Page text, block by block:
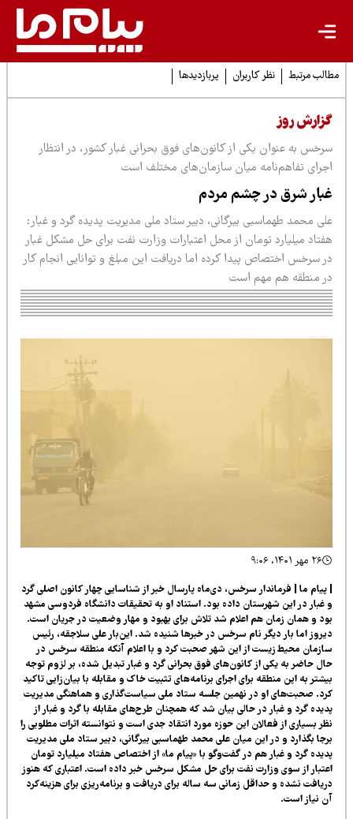
مرتبط نظر کاربران پربازدیدها
روز
به عنوان یکی از کانون‌های فوق بحرانی غبار کشور، در انتظار
تفاهم‌نامه میان سازمان‌های مختلف است
شرق در چشم مردم
محمد طهماسبی بیرگانی، دبیر ستاد ملی مدیریت پدیده گرد و غبار:
میلیارد تومان از محل اعتبارات وزارت نفت برای حل مشکل غبار
سرخس اختصاص پیدا کرده اما دریافت این مبلغ و توانایی انجام کار
منطقه هم مهم است
ما | فرماندارسرخس، دی‌ماه پارسال خبر از شناسایی چهار کانون اصلی گرد
غبار در این شهرستان داده بود. استناد او به تحقیقات دانشگاه فردوسی مشهد
و همان زمان هم اعلام شد تلاش برای بهبود و مهار وضعیت در جریان است.
اما بار دیگر نام سرخس در خبرها شنیده شد. این‌بار علی سلاجقه، رئیس
محیط زیست از این شهر صحبت کرد و با اعلام آنکه منطقه سرخس در
حاضر به یکی از کانون‌های فوق بحرانی گرد و غبار تبدیل شده، بر لزوم توجه
به این منطقه برای اجرای برنامه‌های تثبیت خاک و مقابله با بیان‌زایی تاکید
صحبت‌های او در نهمین جلسه ستاد ملی سیاست‌گذاری و هماهنگی مدیریت
گرد و غبار در حالی بیان شد که همچنان طرح‌های مقابله با گرد و غبار از
بسیاری از فعالان این حوزه مورد انتقاد جدی است و نتوانسته اثرات مطلوبی را
بگذارد و در این میان علی محمد طهماسبی بیرگانی، دبیر ستاد ملی مدیریت
گرد و غبار هم در گفت‌وگو با «پیام ما» از اختصاص هفتاد میلیارد تومان
از سوی وزارت نفت برای حل مشکل سرخس خبر داده است. اعتباری که هنوز
نشده و حداقل زمانی سه ساله برای دریافت و برنامه‌ریزی برای هزینه‌کرد
نیاز است.